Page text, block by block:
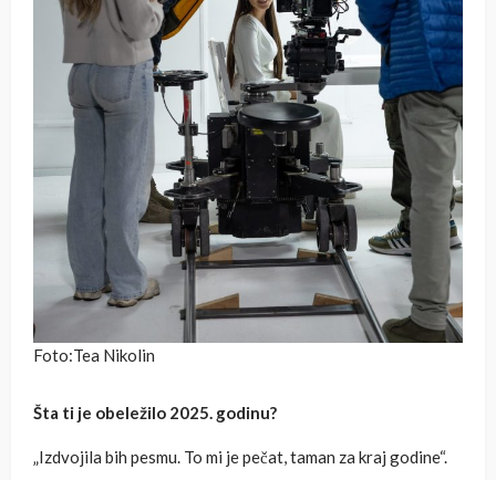
Foto:Tea Nikolin
Šta ti je obeležilo 2025. godinu?
„Izdvojila bih pesmu. To mi je pečat, taman za kraj godine“.